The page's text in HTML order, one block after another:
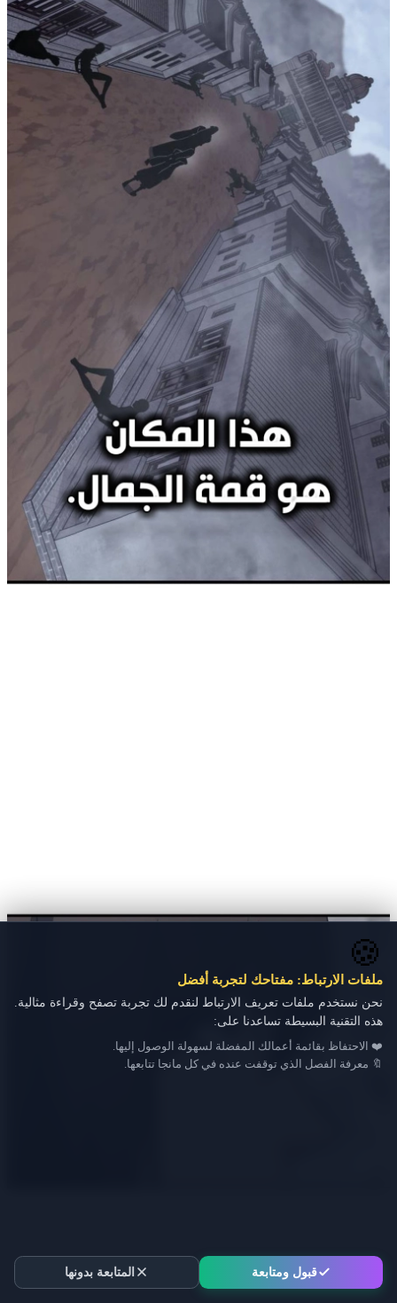
🍪
ملفات الارتباط: مفتاحك لتجربة أفضل
نحن نستخدم ملفات تعريف الارتباط لنقدم لك تجربة تصفح وقراءة مثالية.
هذه التقنية البسيطة تساعدنا على:
❤️ الاحتفاظ بقائمة أعمالك المفضلة لسهولة الوصول إليها.
🔖 معرفة الفصل الذي توقفت عنده في كل مانجا تتابعها.
قبول ومتابعة المتابعة بدونها